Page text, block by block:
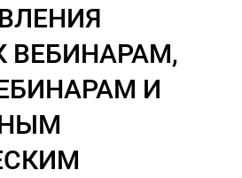
ВЕБИНАРАМ,
И